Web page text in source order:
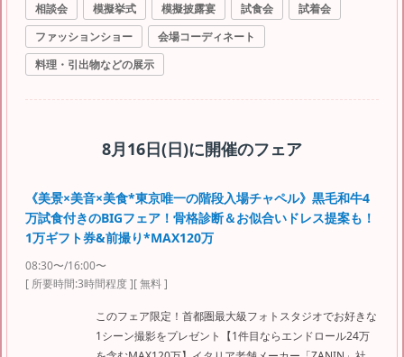
オペラシティ最上階！
相談会 模擬挙式 模擬披露宴 試食会
試着会
ファッションショー
会場コーディネート
料理・引出物などの展示
8月16日(日)に開催のフェア
《美景×美音×美食*東京唯一の階段入場チャペル》黒毛和牛4
万試食付きのBIGフェア！骨格診断＆お似合いドレス提案も！
1万ギフト券&前撮り*MAX120万
08:30〜/16:00〜
[ 所要時間:3時間程度][ 無料 ]
このフェア限定！首都圏最大級フォトスタジオでお好きな
1シーン撮影をプレゼント【1件目ならエンドロール24万